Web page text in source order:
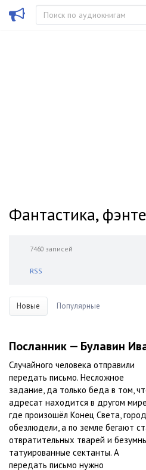
Фантастика,
7460 записей
RSS
Новые Популярные
Посланник — Булавин
Случайного человека отправили
передать письмо. Несложное
задание, да только беда в том,
адресат находится в другом
где произошёл Конец Света,
обезлюдели, а по земле бегают
отвратительных тварей и
татуированные сектанты. А
передать письмо нужно